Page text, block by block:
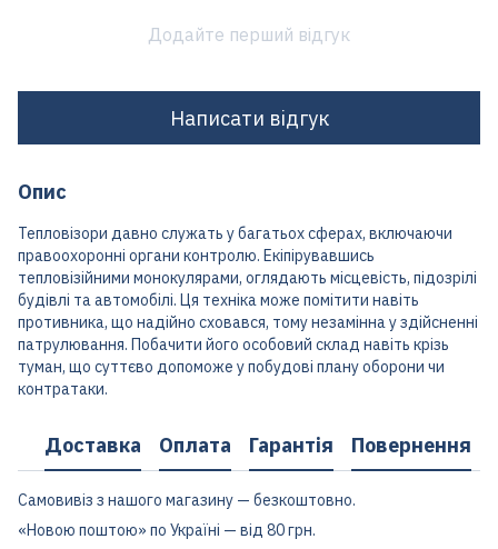
Додайте перший відгук
Написати відгук
Опис
Тепловізори давно служать у багатьох сферах, включаючи
правоохоронні органи контролю. Екіпірувавшись
тепловізійними монокулярами, оглядають місцевість, підозрілі
будівлі та автомобілі. Ця техніка може помітити навіть
противника, що надійно сховався, тому незамінна у здійсненні
патрулювання. Побачити його особовий склад навіть крізь
туман, що суттєво допоможе у побудові плану оборони чи
контратаки.
Доставка Оплата Гарантія Повернення
Самовивіз з нашого магазину — безкоштовно.
«Новою поштою» по Україні — від 80 грн.